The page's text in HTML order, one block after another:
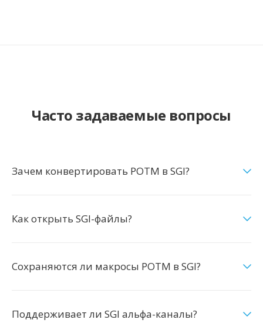
Часто задаваемые вопросы
Зачем конвертировать POTM в SGI?
Как открыть SGI-файлы?
Сохраняются ли макросы POTM в SGI?
Поддерживает ли SGI альфа-каналы?